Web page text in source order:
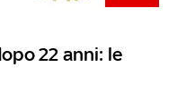
22 anni: le